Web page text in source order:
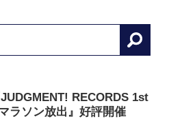
RECORDS 1st
ラソン放出』好評開催